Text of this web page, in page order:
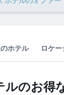
ホテル ロケ
ルのお得